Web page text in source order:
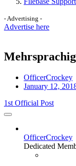
- Advertising -
Advertise here
OfficerCrockey
January 12,
1st Official Post
OfficerCrockey
Dedicated